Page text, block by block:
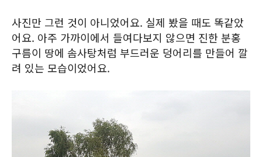
사진만 그런 것이 아니었어요. 실제 봤을 때도 똑같았
어요. 아주 가까이에서 들여다보지 않으면 진한 분홍
구름이 땅에 솜사탕처럼 부드러운 덩어리를 만들어 깔
려 있는 모습이었어요.